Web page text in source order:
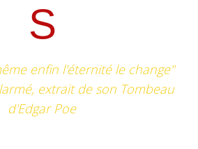
S
enfin l'éternité le change"
extrait de son Tombeau
d'Edgar Poe